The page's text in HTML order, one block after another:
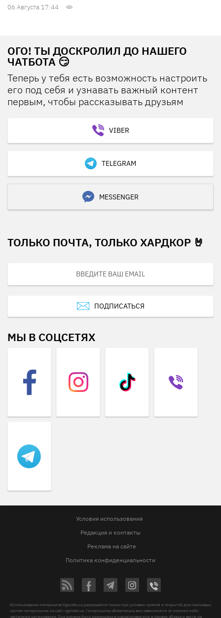
06 Августа 17:44
ОГО! ТЫ ДОСКРОЛИЛ ДО НАШЕГО
ЧАТБОТА 😏
Теперь у тебя есть возможность настроить
его под себя и узнавать важный контент
первым, чтобы рассказывать друзьям
VIBER
TELEGRAM
MESSENGER
ТОЛЬКО ПОЧТА, ТОЛЬКО ХАРДКОР 🤘
ПОДПИСАТЬСЯ
МЫ В СОЦСЕТЯХ
Условия использования
Редакция и контакты
Реклама на сайте
Политика конфиденциальности
Использование материалов Vgorode.ua разрешается только при условии прямой и открытой для поисковых
систем гиперссылки на сайт vgorode.ua. Гиперссылка обязательна вне зависимости от полного либо
частичного цитирования. Она должна быть размещена в подзаголовке или в первом абзаце и вести на